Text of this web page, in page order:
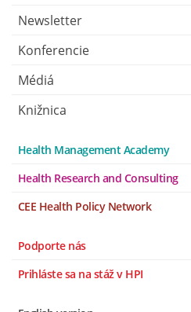
Newsletter
Konferencie
Médiá
Knižnica
Health Management Academy
Health Research and Consulting
CEE Health Policy Network
Podporte nás
Prihláste sa na stáž v HPI